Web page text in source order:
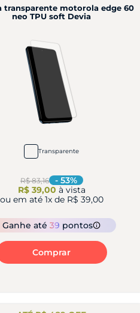
transparente motorola edge 60
neo TPU soft Devia
Transparente
R$ 83,16 - 53%
R$ 39,00 à vista
ou em até 1x de R$ 39,00
Ganheaté 39 pontos
Comprar